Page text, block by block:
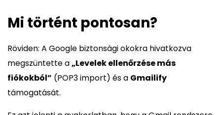
Mi történt pontosan?
Röviden: A Google biztonsági okokra hivatkozva
megszüntette a„Levelek ellenőrzése más
fiókokból” (POP3 import) és a Gmailify
támogatását.